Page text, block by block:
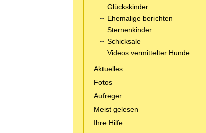
Glückskinder
Ehemalige berichten
Sternenkinder
Schicksale
Videos vermittelter Hunde
Aktuelles
Fotos
Aufreger
Meist gelesen
Ihre Hilfe